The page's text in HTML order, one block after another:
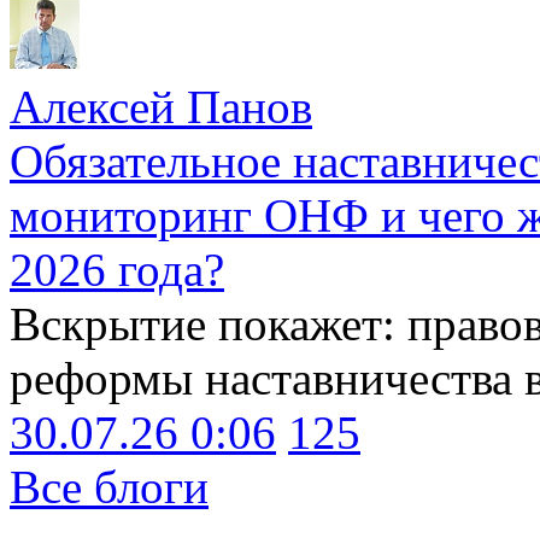
Алексей Панов
Обязательное
мониторинг ОНФ и чего
2026 года?
Вскрытие покажет:
реформы наставничества
30.07.26 0:06 125
Все блоги